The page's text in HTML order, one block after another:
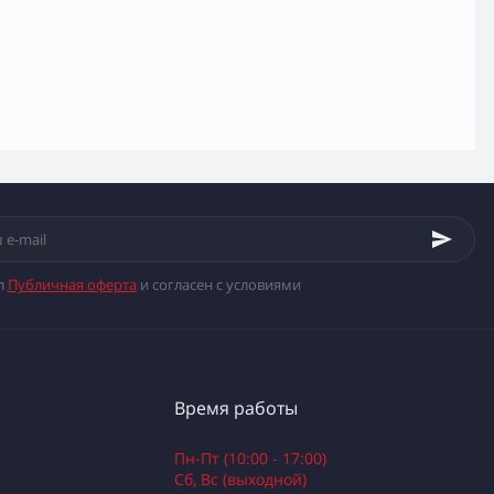
Публичная офертаи согласен с условиями
Время работы
Пн-Пт (10:00 - 17:00)
Сб, Вс (выходной)